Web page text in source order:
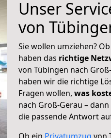
Unser
von
Sie wollen umziehen?
haben das richtige
von Tübingen nach
haben wir die richtige
Fragen wollen, was
nach Groß-Gerau –
die passende Antwort